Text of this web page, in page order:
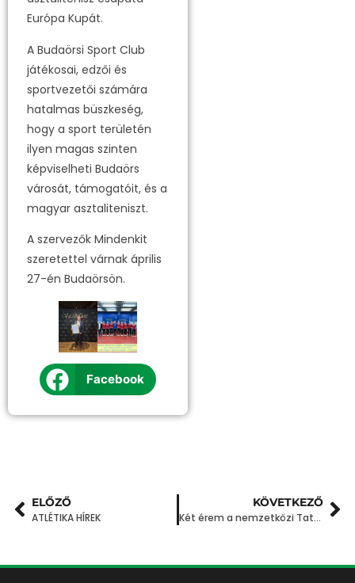
Európa Kupát.
A Budaörsi Sport Club
játékosai, edzői és
sportvezetői számára
hatalmas büszkeség,
hogy a sport területén
ilyen magas szinten
képviselheti Budaörs
városát, támogatóit, és a
magyar asztaliteniszt.
A szervezők Mindenkit
szeretettel várnak április
27-én Budaörsön.
Facebook
ELŐZŐ
ATLÉTIKA HÍREK
KÖVETKEZŐ
Két érem a nemzetközi Tatami Karate Cup-on